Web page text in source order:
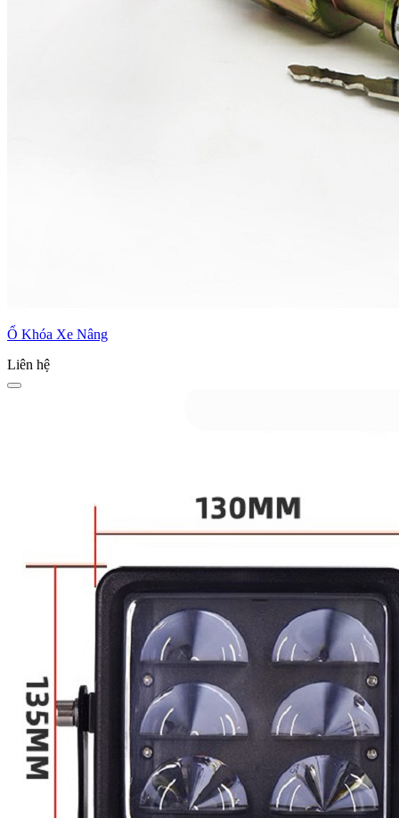
Ổ Khóa Xe Nâng
Liên hệ